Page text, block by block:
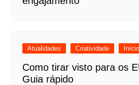
Atualidades Criatividade Início
Como tirar visto para os
Guia rápido